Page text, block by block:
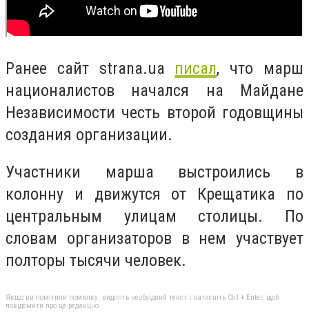
Ранее сайт strana.ua писал, что марш
националистов начался на Майдане
Независимости честь второй годовщины
создания организации.
Участники марша выстроились в
колонну и движутся от Крещатика по
центральным улицам столицы. По
словам организаторов в нем участвует
полторы тысячи человек.
Якщо ви помітили помилку, виділіть необхідний текст і натисніть Ctrl + Enter, щоб
повідомити про це редакцію